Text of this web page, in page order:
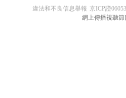
違法和不良信息舉報 京ICP證
網上傳播視聽節